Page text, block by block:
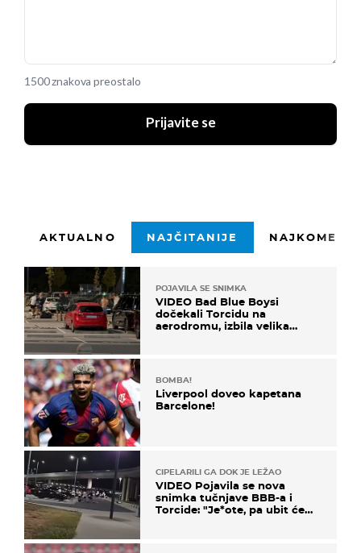
1500 znakova preostalo
Prijavite se
AKTUALNO NAJČITANIJE
POJAVILA SE SNIMKA
VIDEO Bad Blue Boysi
dočekali Torcidu na
aerodromu, izbila velika
BOMBA!
Liverpool doveo kapetana
Barcelone!
CIPELARILI GA DOK JE LEŽAO
VIDEO Pojavila se nova
snimka tučnjave BBB-a i
Torcide: "Je*ote, pa ubit će